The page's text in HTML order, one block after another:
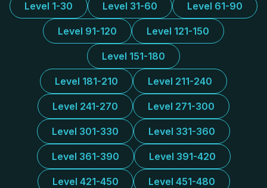
Level 1-30 Level 31-60 Level 61-90
Level 91-120 Level 121-150
Level 151-180
Level 181-210 Level 211-240
Level 241-270 Level 271-300
Level 301-330 Level 331-360
Level 361-390 Level 391-420
Level 421-450 Level 451-480